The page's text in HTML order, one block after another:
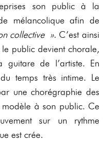
son public à la
mélancolique afin de
collective ». C’est ainsi
public devient chorale,
guitare de l’artiste. En
temps très intime. Le
une chorégraphie des
à son public. Ce
sur un rythme
est crée.